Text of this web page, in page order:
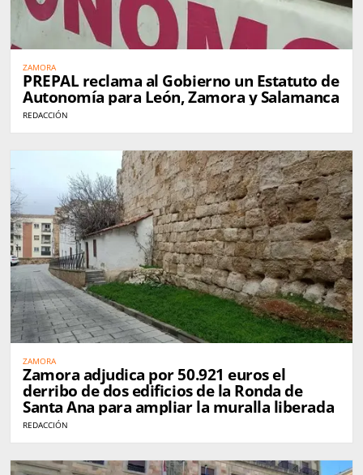
ZAMORA
PREPAL reclama al Gobierno un Estatuto de
Autonomía para León, Zamora y Salamanca
REDACCIÓN
ZAMORA
Zamora adjudica por 50.921 euros el
derribo de dos edificios de la Ronda de
Santa Ana para ampliar la muralla liberada
REDACCIÓN